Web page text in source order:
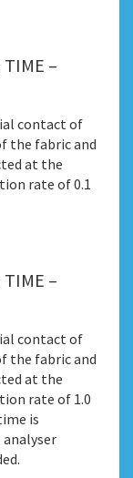
TIME –
contact of
the fabric and
at the
rate of 0.1
TIME –
contact of
the fabric and
at the
rate of 1.0
is
analyser